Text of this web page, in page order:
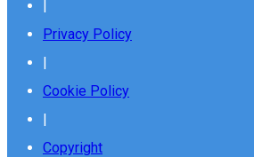
|
Privacy Policy
|
Cookie Policy
|
Copyright